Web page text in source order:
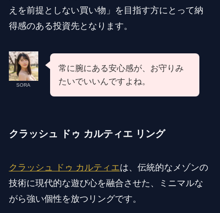
えを前提としない買い物」を目指す方にとって納
得感のある投資先となります。
SORA
常に腕にある安心感が、お守りみ
たいでいいんですよね。
クラッシュ ドゥ カルティエ リング
クラッシュ ドゥ カルティエは、伝統的なメゾンの
技術に現代的な遊び心を融合させた、ミニマルな
がら強い個性を放つリングです。